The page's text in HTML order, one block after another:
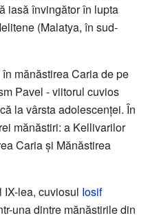
iasă învingător în lupta
(Malatya, în sud-
mănăstirea Caria de pe
Pavel - viitorul cuvios
la vârsta adolescenței. În
mănăstiri: a Kellivarilor
Caria și Mănăstirea
IX-lea, cuviosul Iosif
una dintre mănăstirile din